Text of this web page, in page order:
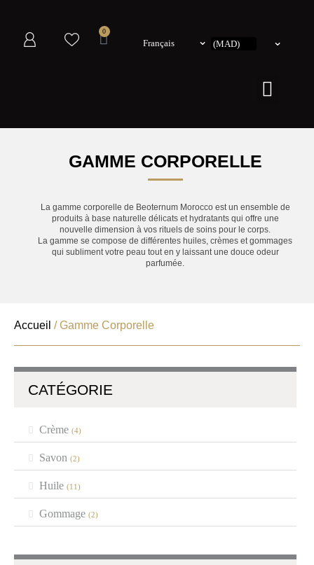
0
Français
GAMME CORPORELLE
La gamme corporelle de Beoternum Morocco est un ensemble de
produits à base naturelle délicats et hydratants qui offre une
nouvelle dimension à vos rituels de soins pour le corps.
La gamme se compose de différentes huiles, crèmes et gommages
qui subliment votre peau tout en y laissant une douce odeur
parfumée.
Accueil / Gamme Corporelle
CATÉGORIE
Crème (4)
Savon (2)
Huile (11)
Gommage (2)